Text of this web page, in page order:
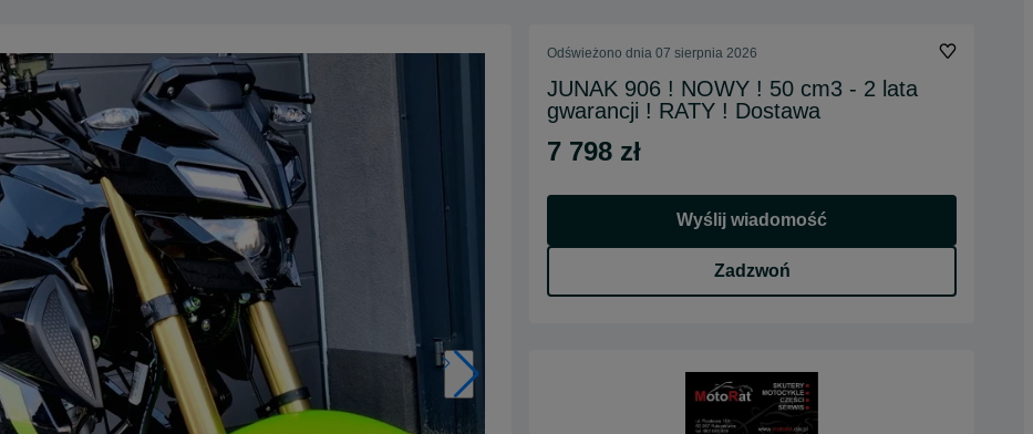
Odświeżono dnia 07 sierpnia 2026
JUNAK 906 ! NOWY ! 50 cm3 - 2 lata
gwarancji ! RATY ! Dostawa
7 798 zł
Wyślij wiadomość
Zadzwoń